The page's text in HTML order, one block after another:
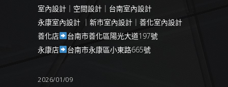
室內設計｜空間設計｜台南室內設計
永康室內設計 ｜新市室內設計｜善化室內設計
善化店
台南市善化區陽光大道197號
永康店
台南市永康區小東路665號
2026/01/09